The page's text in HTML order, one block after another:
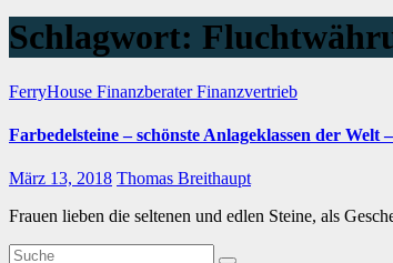
Schlagwort:
FerryHouse FinanzberaterFinanzvertrieb
Farbedelsteine – schönste Anlageklassen der
März 13, 2018 Thomas Breithaupt
Frauen lieben die seltenen und edlen Steine, als